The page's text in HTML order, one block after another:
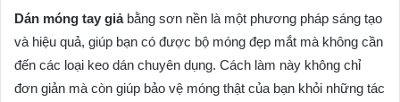
Dán móng tay giảbằng sơn nền là một phương pháp sáng tạo
và hiệu quả, giúp bạn có được bộ móng đẹp mắt mà không cần
đến các loại keo dán chuyên dụng. Cách làm này không chỉ
đơn giản mà còn giúp bảo vệ móng thật của bạn khỏi những tác